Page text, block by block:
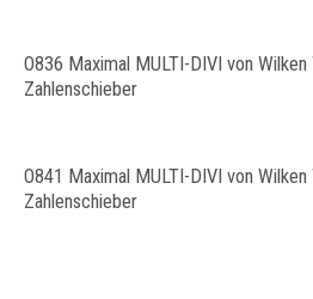
O836 Maximal MULTI-DIVI von Wilken
Zahlenschieber
O841 Maximal MULTI-DIVI von Wilken
Zahlenschieber